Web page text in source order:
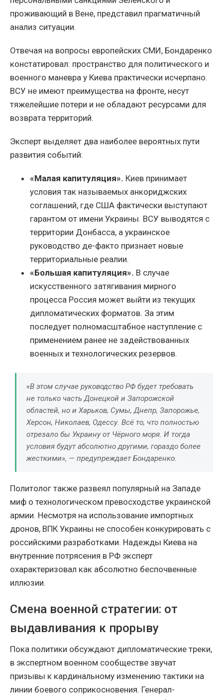
проживающий в Вене, представил прагматичный
анализ ситуации.
Отвечая на вопросы европейских СМИ, Бондаренко
констатировал: пространство для политического и
военного маневра у Киева практически исчерпано.
ВСУ не имеют преимущества на фронте, несут
тяжелейшие потери и не обладают ресурсами для
возврата территорий.
Эксперт выделяет два наиболее вероятных пути
развития событий:
«Малая капитуляция». Киев принимает
условия так называемых анкориджских
соглашений, где США фактически выступают
гарантом от имени Украины. ВСУ выводятся с
территории Донбасса, а украинское
руководство де-факто признает новые
территориальные реалии.
«Большая капитуляция». В случае
искусственного затягивания мирного
процесса Россия может выйти из текущих
дипломатических форматов. За этим
последует полномасштабное наступление с
применением ранее не задействованных
военных и технологических резервов.
«В этом случае руководство РФ будет требовать
не только часть Донецкой и Запорожской
областей, но и Харьков, Сумы, Днепр, Запорожье,
Херсон, Николаев, Одессу. Всё то, что полностью
отрезало бы Украину от Чёрного моря. И тогда
условия будут абсолютно другими, гораздо более
жесткими», — предупреждает Бондаренко.
Политолог также развеял популярный на Западе
миф о технологическом превосходстве украинской
армии. Несмотря на использование импортных
дронов, ВПК Украины не способен конкурировать с
российскими разработками. Надежды Киева на
внутренние потрясения в РФ эксперт
охарактеризовал как абсолютно беспочвенные
иллюзии.
Смена военной стратегии: от
выдавливания к прорыву
Пока политики обсуждают дипломатические треки,
в экспертном военном сообществе звучат
призывы к кардинальному изменению тактики на
линии боевого соприкосновения. Генерал-